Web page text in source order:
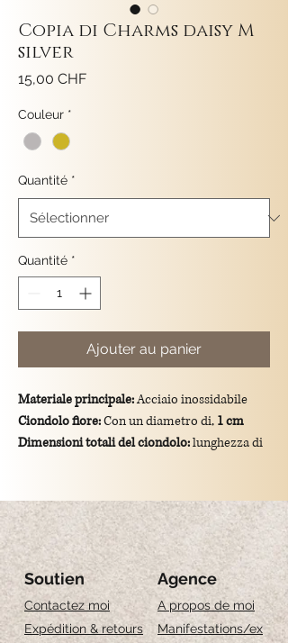
Copia di Charms daisy M
silver
15,00 CHFPrix
Couleur *
Quantité *
Quantité *
Ajouter au panier
Materiale principale:Acciaio inossidabile
Ciondolo fiore:Con un diametro di, 1 cm
Dimensioni totali del ciondolo:lunghezza di
oro.
Soutien
Contactez moi
Expédition & retours
Agence
A propos de moi
Manifestations/ex